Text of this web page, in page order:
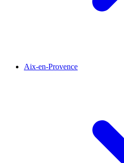
Aix-en-Provence